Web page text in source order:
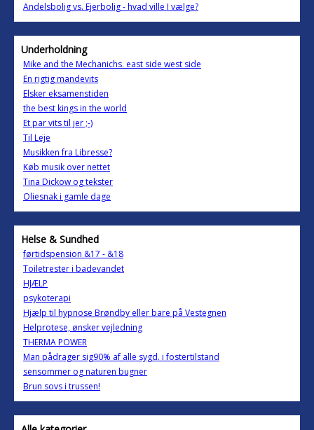
Andelsbolig vs. Ejerbolig - hvad ville I vælge?
Underholdning
Mike and the Mechanichs. east side west side
En rigtig mandevits
Elsker eksamenstiden
the best kings in the world
Et par vits til jer ;-)
Til Leje
Musikken fra Libresse?
Køb musik over nettet
Tina Dickow og tekster
Oliesnak i gamle dage
Helse & Sundhed
førtidspension &17 - &18
Toiletrester i badevandet
HJÆLP
psykoterapi
Hjælp til hypnose Brøndby eller bare på Vestegnen
Helprotese, ønsker vejledning
THERMA POWER
Man pådrager sig90% af alle sygd. i fostertilstand
sensommer og naturen bugner
Brun sovs i trussen!